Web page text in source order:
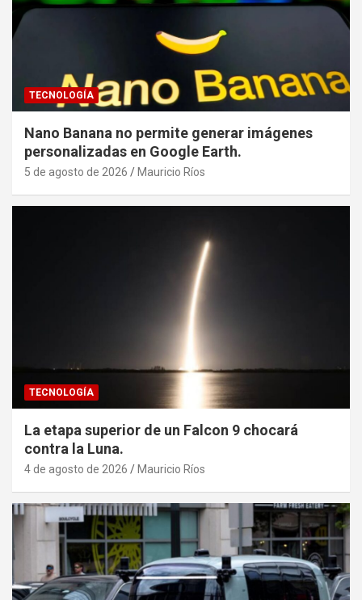
TECNOLOGÍA
Nano Banana no permite generar imágenes
personalizadas en Google Earth.
5 de agosto de 2026 Mauricio Ríos
TECNOLOGÍA
La etapa superior de un Falcon 9 chocará
contra la Luna.
4 de agosto de 2026 Mauricio Ríos